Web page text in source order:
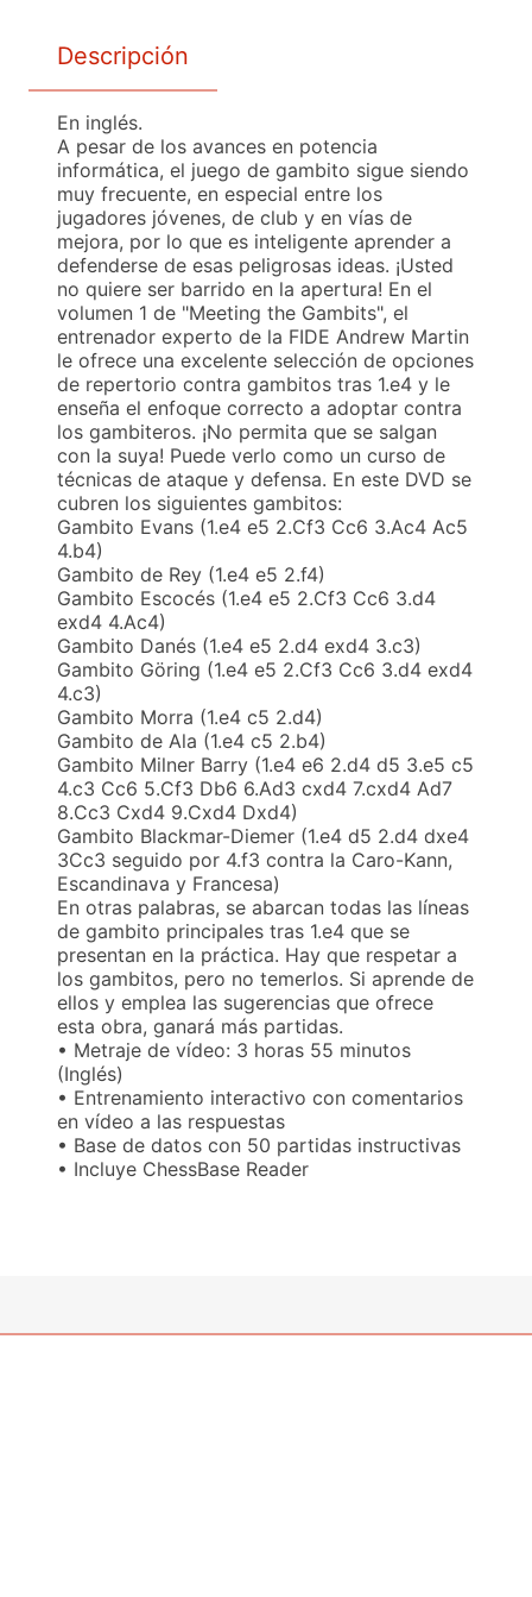
Descripción
En inglés.
A pesar de los avances en potencia
informática, el juego de gambito sigue siendo
muy frecuente, en especial entre los
jugadores jóvenes, de club y en vías de
mejora, por lo que es inteligente aprender a
defenderse de esas peligrosas ideas. ¡Usted
no quiere ser barrido en la apertura! En el
volumen 1 de "Meeting the Gambits", el
entrenador experto de la FIDE Andrew Martin
le ofrece una excelente selección de opciones
de repertorio contra gambitos tras 1.e4 y le
enseña el enfoque correcto a adoptar contra
los gambiteros. ¡No permita que se salgan
con la suya! Puede verlo como un curso de
técnicas de ataque y defensa. En este DVD se
cubren los siguientes gambitos:
Gambito Evans (1.e4 e5 2.Cf3 Cc6 3.Ac4 Ac5
4.b4)
Gambito de Rey (1.e4 e5 2.f4)
Gambito Escocés (1.e4 e5 2.Cf3 Cc6 3.d4
exd4 4.Ac4)
Gambito Danés (1.e4 e5 2.d4 exd4 3.c3)
Gambito Göring (1.e4 e5 2.Cf3 Cc6 3.d4 exd4
4.c3)
Gambito Morra (1.e4 c5 2.d4)
Gambito de Ala (1.e4 c5 2.b4)
Gambito Milner Barry (1.e4 e6 2.d4 d5 3.e5 c5
4.c3 Cc6 5.Cf3 Db6 6.Ad3 cxd4 7.cxd4 Ad7
8.Cc3 Cxd4 9.Cxd4 Dxd4)
Gambito Blackmar-Diemer (1.e4 d5 2.d4 dxe4
3Cc3 seguido por 4.f3 contra la Caro-Kann,
Escandinava y Francesa)
En otras palabras, se abarcan todas las líneas
de gambito principales tras 1.e4 que se
presentan en la práctica. Hay que respetar a
los gambitos, pero no temerlos. Si aprende de
ellos y emplea las sugerencias que ofrece
esta obra, ganará más partidas.
• Metraje de vídeo: 3 horas 55 minutos
(Inglés)
• Entrenamiento interactivo con comentarios
en vídeo a las respuestas
• Base de datos con 50 partidas instructivas
• Incluye ChessBase Reader